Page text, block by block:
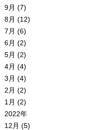
9月 (7)
8月 (12)
7月 (6)
6月 (2)
5月 (2)
4月 (4)
3月 (4)
2月 (2)
1月 (2)
2022年
12月 (5)